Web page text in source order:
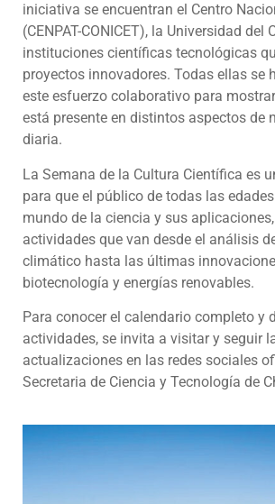
iniciativa se encuentran el Centro
(CENPAT-CONICET), la Universidad del
instituciones científicas tecnológicas
proyectos innovadores. Todas ellas se
este esfuerzo colaborativo para
está presente en distintos aspectos de
diaria.
La Semana de la Cultura Científica es
para que el público de todas las
mundo de la ciencia y sus
actividades que van desde el análisis
climático hasta las últimas
biotecnología y energías renovables.
Para conocer el calendario completo y
actividades, se invita a visitar y seguir
actualizaciones en las redes sociales
Secretaria de Ciencia y Tecnología de